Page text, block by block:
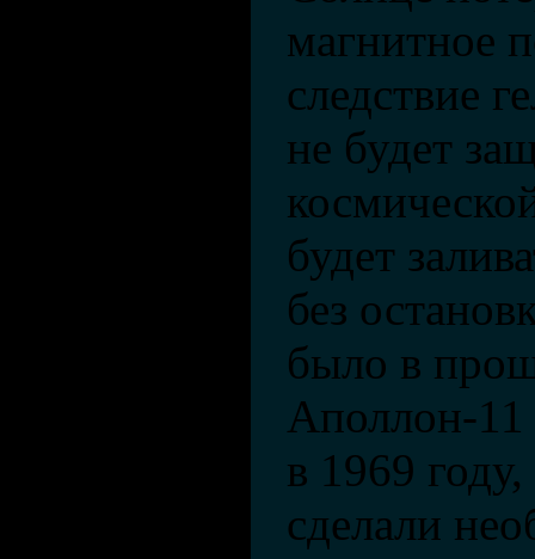
магнитное
следствие
не будет
будет
без
было в
Аполлон-
в 1969
сделали